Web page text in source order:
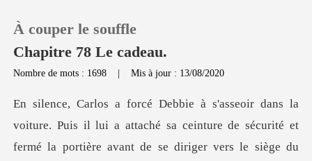
0
Recharger
À couper le souffle
Chapitre 78 Le cadeau.
Nombre de mots : 1698 |Mis à jour : 13/08/2020
rmé la portière avant de se diriger vers le siège du